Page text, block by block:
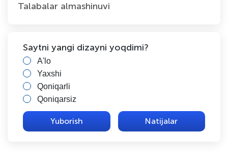
Talabalar almashinuvi
Saytni yangi dizayni yoqdimi?
A'lo
Yaxshi
Qoniqarli
Qoniqarsiz
Natijalar